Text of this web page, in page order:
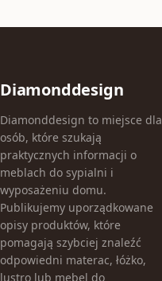
Diamonddesign
Diamonddesign to miejsce dla
osób, które szukają
praktycznych informacji o
meblach do sypialni i
wyposażeniu domu.
Publikujemy uporządkowane
opisy produktów, które
pomagają szybciej znaleźć
odpowiedni materac, łóżko,
lustro lub mebel do